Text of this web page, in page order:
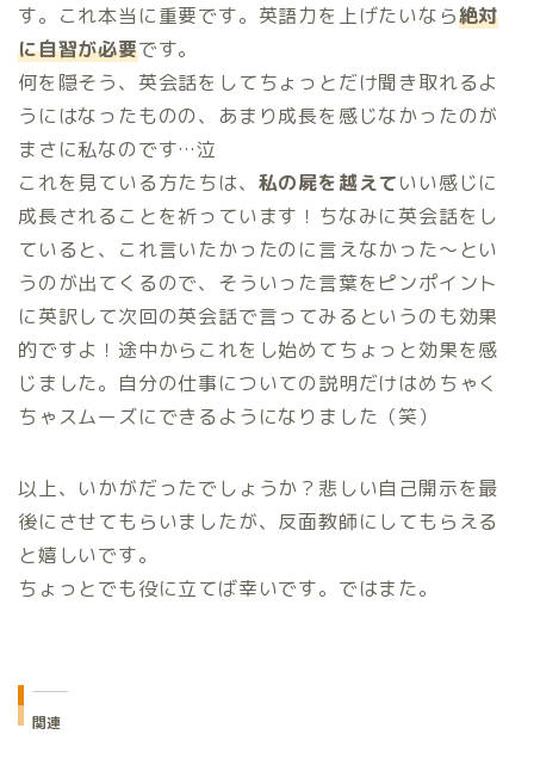
す。これ本当に重要です。英語力を上げたいなら絶対
に自習が必要です。
何を隠そう、英会話をしてちょっとだけ聞き取れるよ
うにはなったものの、あまり成長を感じなかったのが
まさに私なのです…泣
これを見ている方たちは、 私の屍を越えていい感じに
成長されることを祈っています！ちなみに英会話をし
ていると、これ言いたかったのに言えなかった～とい
うのが出てくるので、そういった言葉をピンポイント
に英訳して次回の英会話で言ってみるというのも効果
的ですよ！途中からこれをし始めてちょっと効果を感
じました。自分の仕事についての説明だけはめちゃく
ちゃスムーズにできるようになりました（笑）
以上、いかがだったでしょうか？悲しい自己開示を最
後にさせてもらいましたが、反面教師にしてもらえる
と嬉しいです。
ちょっとでも役に立てば幸いです。ではまた。
関連